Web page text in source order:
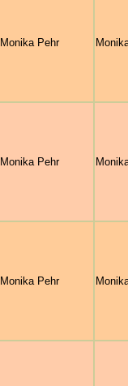
Monika Pehr
Monika Pehr
Monika Pehr